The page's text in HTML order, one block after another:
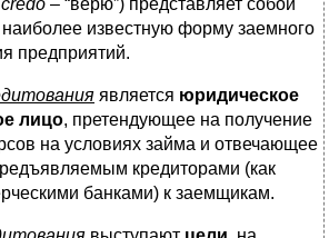
credo – “верю”) представляет собой
наиболее известную форму заемного
предприятий.
является юридическое
лицо, претендующее на получение
на условиях займа и отвечающее
кредиторами (как
банками) к заемщикам.